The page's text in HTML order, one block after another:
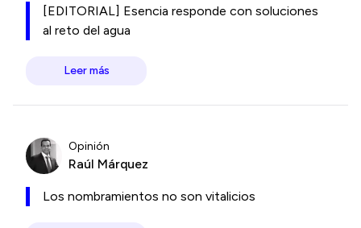
[EDITORIAL] Esencia responde con soluciones
al reto del agua
Leer más
Opinión
Raúl Márquez
Los nombramientos no son vitalicios